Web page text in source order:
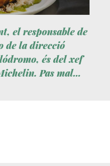
el responsable de
de la direcció
és del xef
Pas mal...